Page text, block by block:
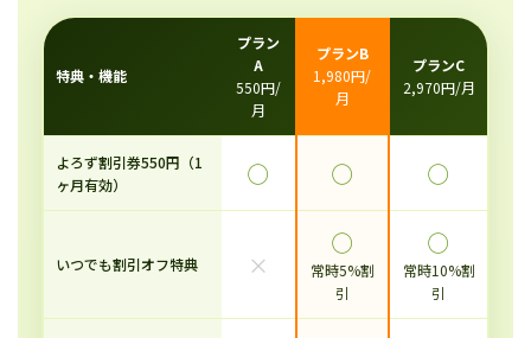
特典・機能
プラン
A
550円/
月
プランB
1,980円/
月
プランC
2,970円/月
よろず割引券550円（1
ヶ月有効）
◯ ◯ ◯
いつでも割引オフ特典 ×
◯
常時5%割
引
◯
常時10%割
引